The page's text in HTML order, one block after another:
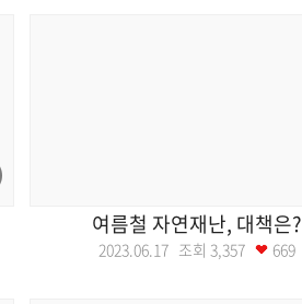
여름철 자연재난, 대책은?
2023.06.17 조회 3,357 669